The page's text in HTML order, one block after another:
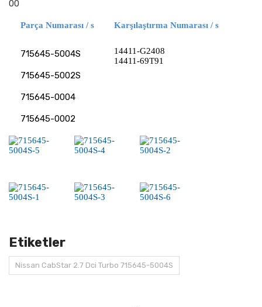
00
Parça Numarası / s
715645-5004S
715645-5002S
715645-0004
715645-0002
Karşılaştırma Numarası / s
14411-G2408
14411-69T91
Etiketler
Nissan CabStar 2.7 Dci Turbo 715645-5004S